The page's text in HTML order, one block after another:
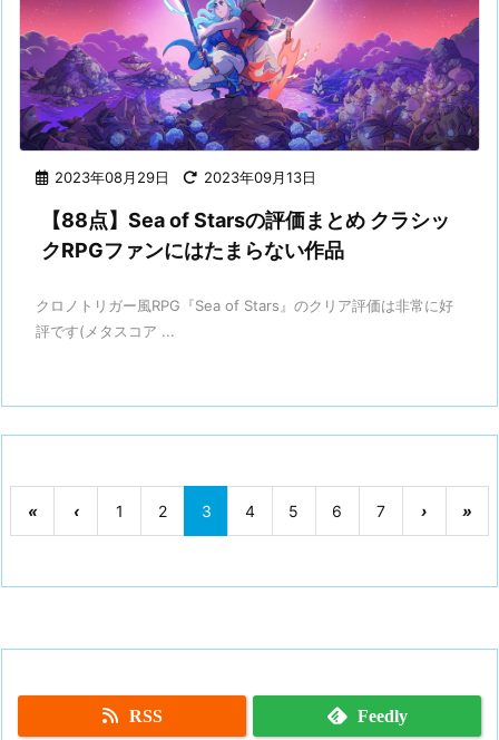
2023年08月29日 2023年09月13日
【88点】Sea of Starsの評価まとめ クラシッ
クRPGファンにはたまらない作品
クロノトリガー風RPG『Sea of Stars』のクリア評価は非常に好
評です(メタスコア ...
« ‹ 1 2 3 4 5 6 7 › »
RSS Feedly